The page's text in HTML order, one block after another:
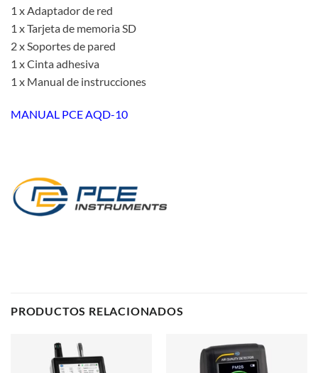
1 x Adaptador de red
1 x Tarjeta de memoria SD
2 x Soportes de pared
1 x Cinta adhesiva
1 x Manual de instrucciones
MANUAL PCE AQD-10
PRODUCTOS RELACIONADOS